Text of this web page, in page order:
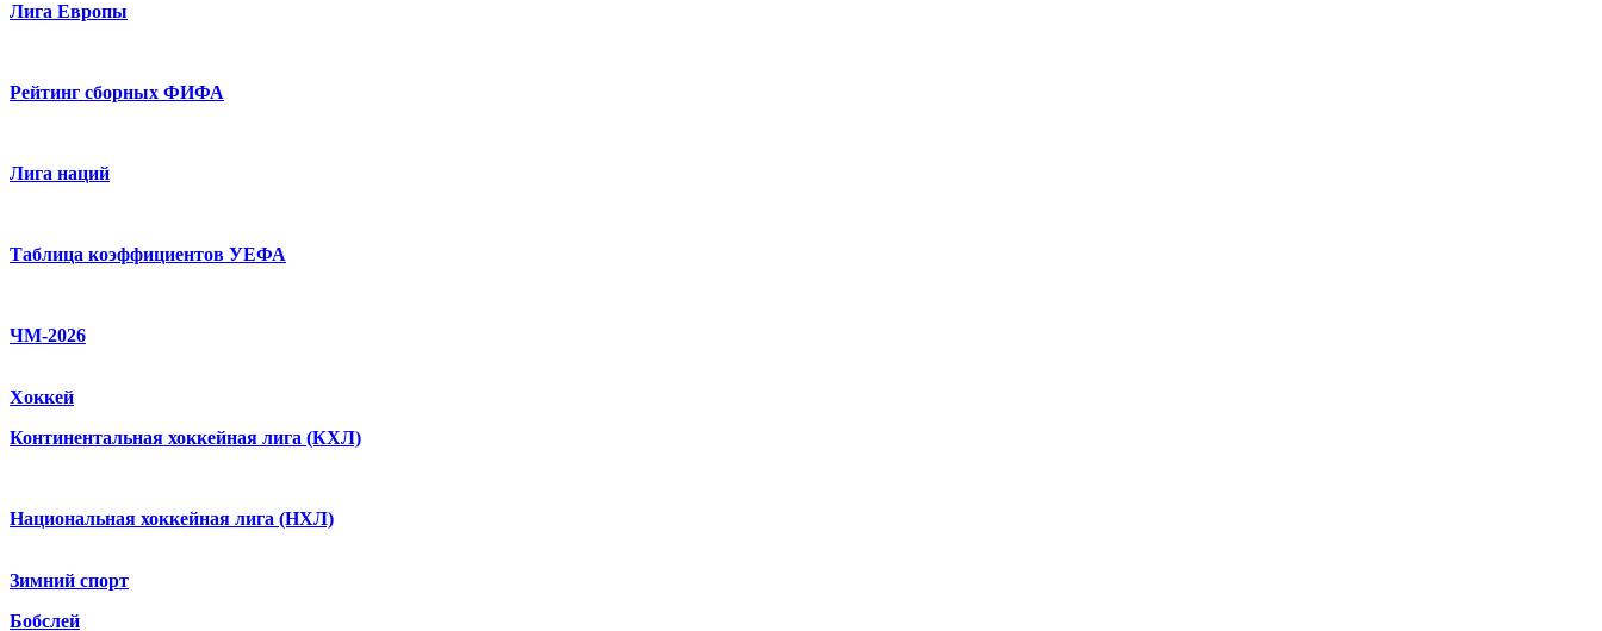
Лига Европы
Рейтинг сборных ФИФА
Лига наций
Таблица коэффициентов УЕФА
ЧМ-2026
Хоккей
Континентальная хоккейная лига (КХЛ)
Национальная хоккейная лига (НХЛ)
Зимний спорт
Бобслей